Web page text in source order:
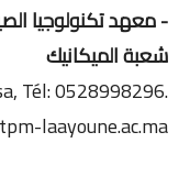
- معهد تكنولوجيا
شعبة الميكانيك
Tél: 0528998296.
laayoune.ac.ma